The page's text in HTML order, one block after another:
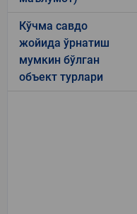
Кўчма савдо
жойида ўрнатиш
мумкин бўлган
объект турлари